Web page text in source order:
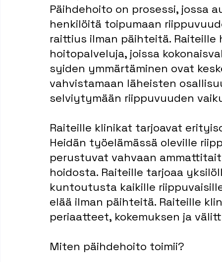
Päihdehoito on prosessi, jossa
henkilöitä toipumaan
raittius ilman päihteitä.
hoitopalveluja, joissa
syiden ymmärtäminen ovat
vahvistamaan läheisten
selviytymään riippuvuuden
Raiteille klinikat tarjoavat
Heidän työelämässä oleville
perustuvat vahvaan
hoidosta. Raiteille tarjoaa
kuntoutusta kaikille
elää ilman päihteitä. Raiteille
periaatteet, kokemuksen ja
Miten päihdehoito toimii?